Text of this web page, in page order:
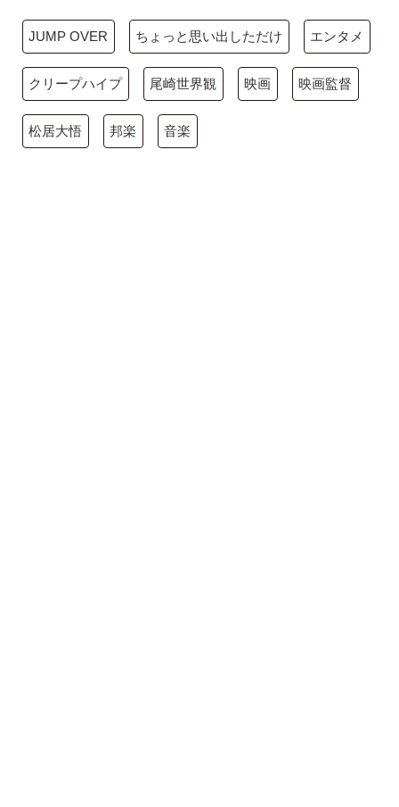
JUMP OVER ちょっと思い出しただけ エンタメ
クリープハイプ 尾崎世界観 映画 映画監督
松居大悟 邦楽 音楽